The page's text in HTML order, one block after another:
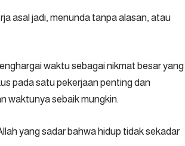
asal jadi, menunda tanpa alasan, atau
waktu sebagai nikmat besar yang
pada satu pekerjaan penting dan
waktunya sebaik mungkin.
yang sadar bahwa hidup tidak sekadar